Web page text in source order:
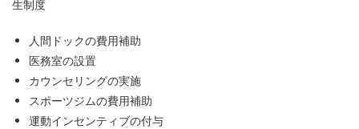
生制度
人間ドックの費用補助
医務室の設置
カウンセリングの実施
スポーツジムの費用補助
運動インセンティブの付与